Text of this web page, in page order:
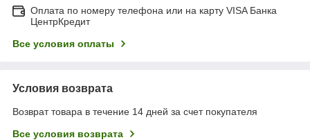
Оплата по номеру телефона или на карту VISA Банка
ЦентрКредит
Все условия оплаты
Условия возврата
Возврат товара в течение 14 дней за счет покупателя
Все условия возврата